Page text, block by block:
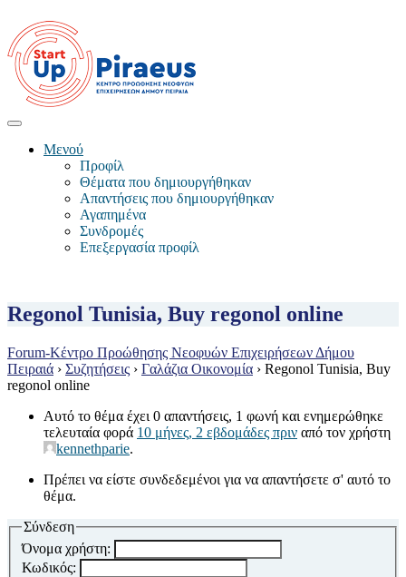
Μενού
Προφίλ
Θέματα που δημιουργήθηκαν
Απαντήσεις που δημιουργήθηκαν
Αγαπημένα
Συνδρομές
Επεξεργασία προφίλ
Regonol Tunisia, Buy regonol online
Forum-Κέντρο Προώθησης Νεοφυών Επιχειρήσεων Δήμου
Πειραιά › Συζητήσεις › Γαλάζια Οικονομία › Regonol Tunisia, Buy
regonol online
Αυτό το θέμα έχει 0 απαντήσεις, 1 φωνή και ενημερώθηκε
τελευταία φορά 10 μήνες, 2 εβδομάδες πριν από τον χρήστη
kennethparie.
Πρέπει να είστε συνδεδεμένοι για να απαντήσετε σ' αυτό το
θέμα.
Σύνδεση
Όνομα χρήστη:
Κωδικός: